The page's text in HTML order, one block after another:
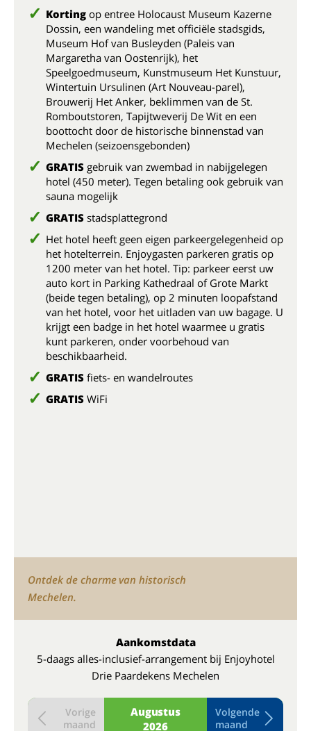
Korting op entree Holocaust Museum Kazerne
Dossin, een wandeling met officiële stadsgids,
Museum Hof van Busleyden (Paleis van
Margaretha van Oostenrijk), het
Speelgoedmuseum, Kunstmuseum Het Kunstuur,
Wintertuin Ursulinen (Art Nouveau-parel),
Brouwerij Het Anker, beklimmen van de St.
Romboutstoren, Tapijtweverij De Wit en een
boottocht door de historische binnenstad van
Mechelen (seizoensgebonden)
GRATIS gebruik van zwembad in nabijgelegen
hotel (450 meter). Tegen betaling ook gebruik van
sauna mogelijk
GRATIS stadsplattegrond
Het hotel heeft geen eigen parkeergelegenheid op
het hotelterrein. Enjoygasten parkeren gratis op
1200 meter van het hotel. Tip: parkeer eerst uw
auto kort in Parking Kathedraal of Grote Markt
(beide tegen betaling), op 2 minuten loopafstand
van het hotel, voor het uitladen van uw bagage. U
krijgt een badge in het hotel waarmee u gratis
kunt parkeren, onder voorbehoud van
beschikbaarheid.
GRATIS fiets- en wandelroutes
GRATIS WiFi
Ontdek de charme van historisch
Mechelen.
Aankomstdata
5-daags alles-inclusief-arrangement bij Enjoyhotel
Drie Paardekens Mechelen
Augustus
2026
Vorige
maand
Volgende
maand